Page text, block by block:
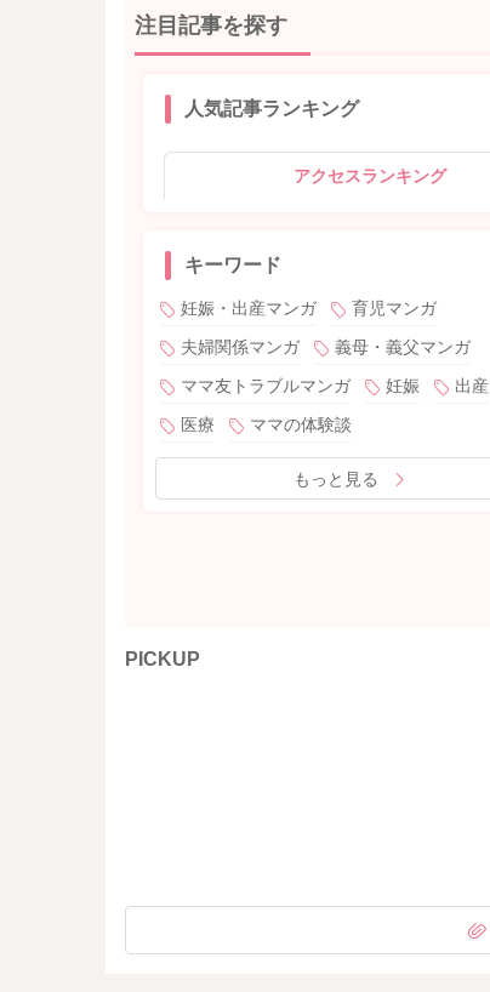
注目記事を探す
人気記事ランキング
アクセスランキング
キーワード
妊娠・出産マンガ
育児マンガ
夫婦関係マンガ
義母・義父マンガ
ママ友トラブルマンガ
妊娠
出産
医療
ママの体験談
もっと見る
PICKUP